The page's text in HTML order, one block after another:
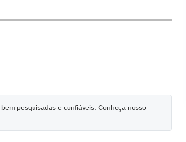
pesquisadas e confiáveis. Conheça nosso